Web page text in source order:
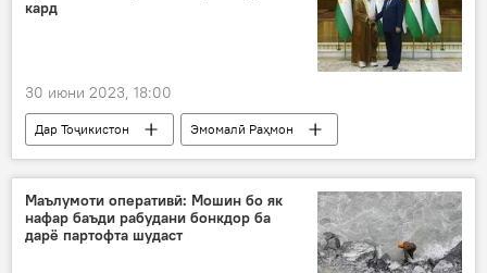
кард
30 июни 2023, 18:00
Дар Тоҷикистон
Эмомалӣ Раҳмон
таҳким
ҳамкорӣ
равобит
Кувайт
Афғонистон
Маълумоти оперативӣ: Мошин бо як
нафар баъди рабудани бонкдор ба
дарё партофта шудаст